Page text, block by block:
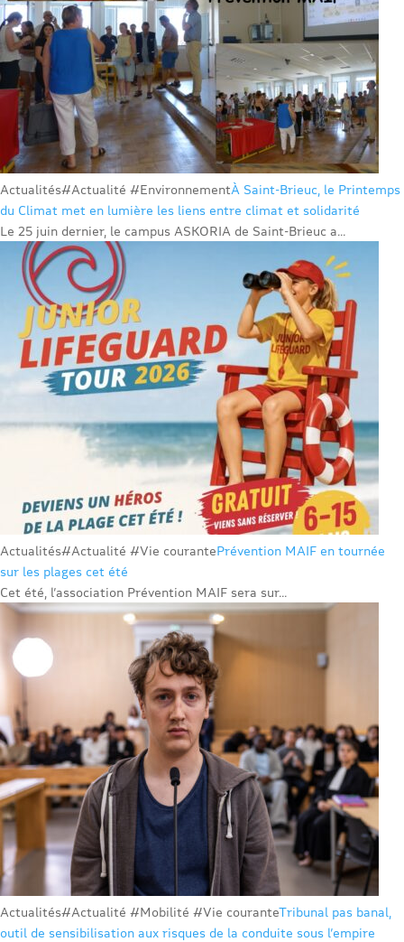
Actualités#Actualité #EnvironnementÀ Saint-Brieuc, le Printemps
du Climat met en lumière les liens entre climat et solidarité
Le 25 juin dernier, le campus ASKORIA de Saint-Brieuc a...
Actualités#Actualité #Vie courantePrévention MAIF en tournée
sur les plages cet été
Cet été, l’association Prévention MAIF sera sur...
Actualités#Actualité #Mobilité #Vie couranteTribunal pas banal,
outil de sensibilisation aux risques de la conduite sous l’empire